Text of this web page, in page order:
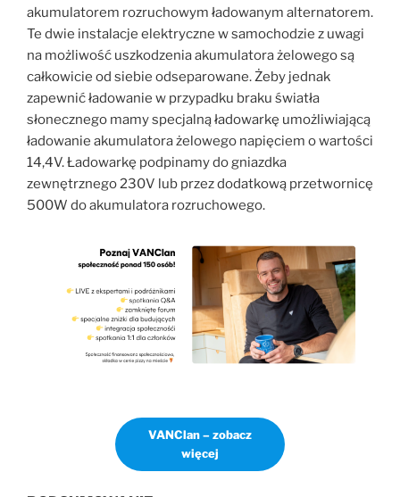
akumulatorem rozruchowym ładowanym alternatorem.
Te dwie instalacje elektryczne w samochodzie z uwagi
na możliwość uszkodzenia akumulatora żelowego są
całkowicie od siebie odseparowane. Żeby jednak
zapewnić ładowanie w przypadku braku światła
słonecznego mamy specjalną ładowarkę umożliwiającą
ładowanie akumulatora żelowego napięciem o wartości
14,4V. Ładowarkę podpinamy do gniazdka
zewnętrznego 230V lub przez dodatkową przetwornicę
500W do akumulatora rozruchowego.
VANClan – zobacz
więcej